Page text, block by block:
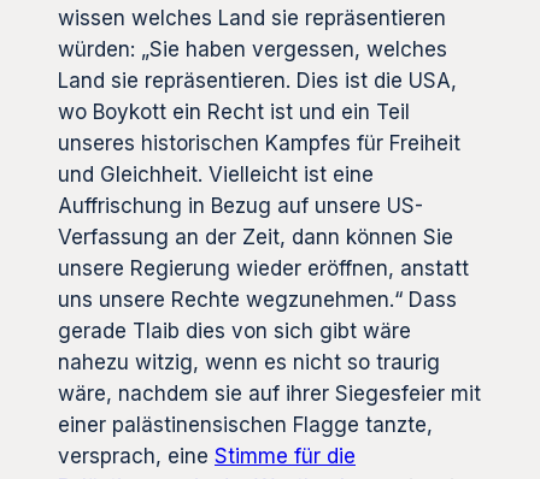
wissen welches Land sie repräsentieren
würden: „Sie haben vergessen, welches
Land sie repräsentieren. Dies ist die USA,
wo Boykott ein Recht ist und ein Teil
unseres historischen Kampfes für Freiheit
und Gleichheit. Vielleicht ist eine
Auffrischung in Bezug auf unsere US-
Verfassung an der Zeit, dann können Sie
unsere Regierung wieder eröffnen, anstatt
uns unsere Rechte wegzunehmen.“ Dass
gerade Tlaib dies von sich gibt wäre
nahezu witzig, wenn es nicht so traurig
wäre, nachdem sie auf ihrer Siegesfeier mit
einer palästinensischen Flagge tanzte,
versprach, eine Stimme für die